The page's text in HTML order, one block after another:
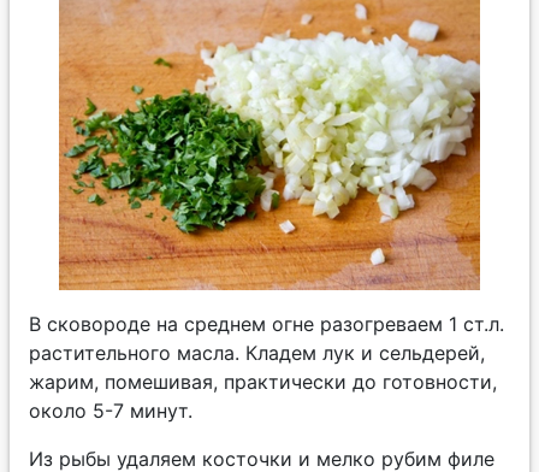
В сковороде на среднем огне разогреваем 1 ст.л.
растительного масла. Кладем лук и сельдерей,
жарим, помешивая, практически до готовности,
около 5-7 минут.
Из рыбы удаляем косточки и мелко рубим филе